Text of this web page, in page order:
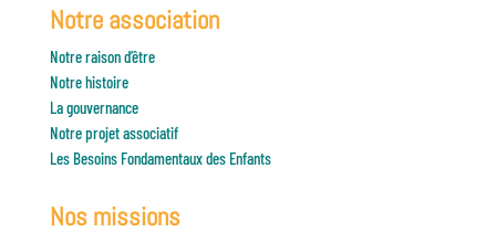
Notre association
Notre raison d’être
Notre histoire
La gouvernance
Notre projet associatif
Les Besoins Fondamentaux des Enfants
Nos missions